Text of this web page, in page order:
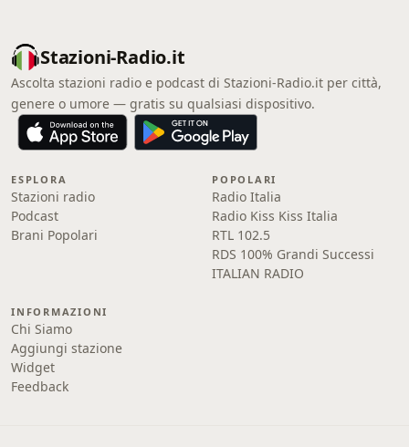
Stazioni-Radio.it
Ascolta stazioni radio e podcast di Stazioni-Radio.it per città,
genere o umore — gratis su qualsiasi dispositivo.
ESPLORA
Stazioni radio
Podcast
Brani Popolari
POPOLARI
Radio Italia
Radio Kiss Kiss Italia
RTL 102.5
RDS 100% Grandi Successi
ITALIAN RADIO
INFORMAZIONI
Chi Siamo
Aggiungi stazione
Widget
Feedback